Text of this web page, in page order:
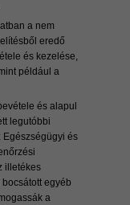
a nem
eredő
és kezelése,
például a
és alapul
legutóbbi
Egészségügyi és
illetékes
egyéb
a